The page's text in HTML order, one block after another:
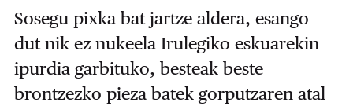
Sosegu pixka bat jartze aldera, esango
dut nik ez nukeela Irulegiko eskuarekin
ipurdia garbituko, besteak beste
brontzezko pieza batek gorputzaren atal